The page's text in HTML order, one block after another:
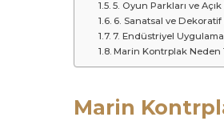
5. Oyun Parkları ve Açık
6. Sanatsal ve
7. Endüstriyel
Marin Kontrplak Neden
Marin